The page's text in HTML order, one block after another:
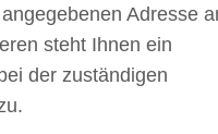
Adresse
steht Ihnen ein
der zuständigen